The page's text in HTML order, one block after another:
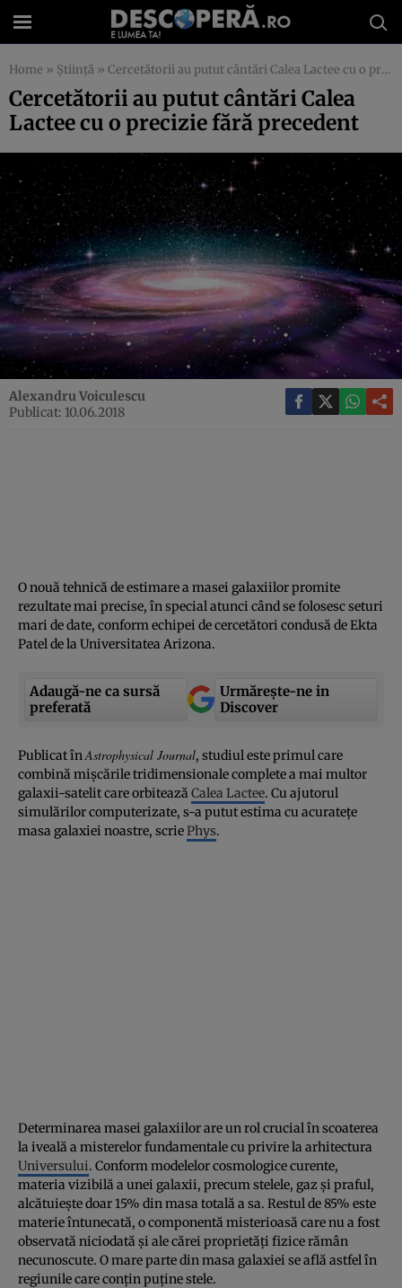
Home » Știință » Cercetătorii au putut cântări Calea Lactee cu o precizie fără precedent
Cercetătorii au putut cântări Calea
Lactee cu o precizie fără precedent
Alexandru Voiculescu
Publicat: 10.06.2018
O nouă tehnică de estimare a masei galaxiilor promite
rezultate mai precise, în special atunci când se folosesc seturi
mari de date, conform echipei de cercetători condusă de Ekta
Patel de la Universitatea Arizona.
Adaugă-ne ca sursă
preferată
Urmărește-ne in
Discover
Publicat înAstrophysical Journal, studiul este primul care
combină mişcările tridimensionale complete a mai multor
galaxii-satelit care orbitează Calea Lactee. Cu ajutorul
simulărilor computerizate, s-a putut estima cu acurateţe
masa galaxiei noastre, scriePhys.
Determinarea masei galaxiilor are un rol crucial în scoaterea
la iveală a misterelor fundamentale cu privire la arhitectura
Universului. Conform modelelor cosmologice curente,
materia vizibilă a unei galaxii, precum stelele, gaz şi praful,
alcătuieşte doar 15% din masa totală a sa. Restul de 85% este
materie întunecată, o componentă misterioasă care nu a fost
observată niciodată şi ale cărei proprietăţi fizice rămân
necunoscute. O mare parte din masa galaxiei se află astfel în
regiunile care conţin puţine stele.